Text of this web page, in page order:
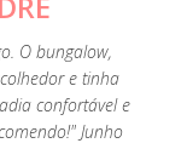
O bungalow,
e tinha
confortável e
Junho